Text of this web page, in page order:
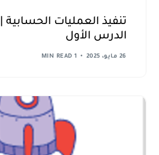
تنفيذ العمليات الحسابية |
الدرس الأول
26 مايو، 2025 1 MIN READ